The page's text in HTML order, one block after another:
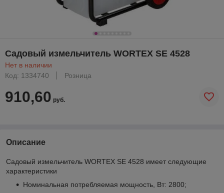
Садовый измельчитель WORTEX SE 4528
Нет в наличии
Код: 1334740
Розница
910,60 руб.
Описание
Садовый измельчитель WORTEX SE 4528 имеет следующие
характеристики
Номинальная потребляемая мощность, Вт: 2800;